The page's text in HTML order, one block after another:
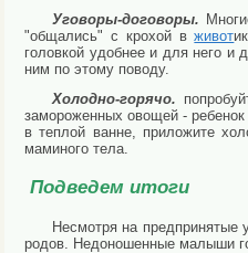
Уговоры-договоры.
"общались" с крохой вживот
головкой удобнее и для него и
ним по этому поводу.
Холодно-горячо.
замороженных овощей - ребенок
в теплой ванне, приложите
маминого тела.
Подведем итоги
Несмотря на
родов. Недоношенные малыши